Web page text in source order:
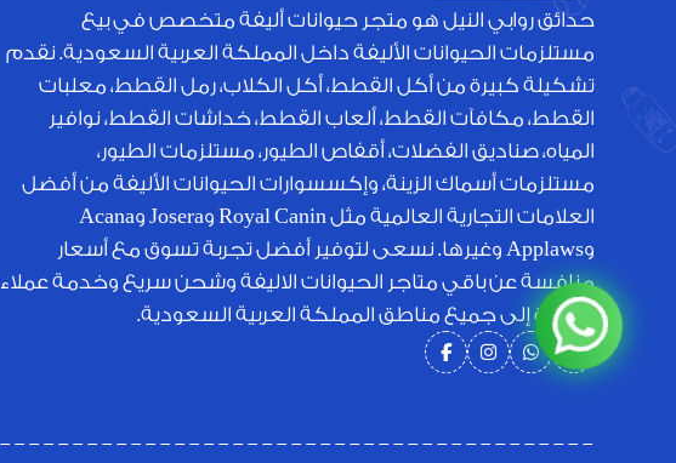
حدائق روابي النيل هو متجر حيوانات أليفة متخصص في بيع
مستلزمات الحيوانات الأليفة داخل المملكة العربية السعودية. نقدم
تشكيلة كبيرة من أكل القطط، أكل الكلاب، رمل القطط، معلبات
القطط، مكافآت القطط، ألعاب القطط، خداشات القطط، نوافير
المياه، صناديق الفضلات، أقفاص الطيور، مستلزمات الطيور،
مستلزمات أسماك الزينة، وإكسسوارات الحيوانات الأليفة من أفضل
العلامات التجارية العالمية مثل Royal Canin وJosera وAcana
وApplaws وغيرها. نسعى لتوفير أفضل تجربة تسوق مع أسعار
منافسة عن باقي متاجر الحيوانات الاليفة وشحن سريع وخدمة عملاء
متميزة إلى جميع مناطق المملكة العربية السعودية.